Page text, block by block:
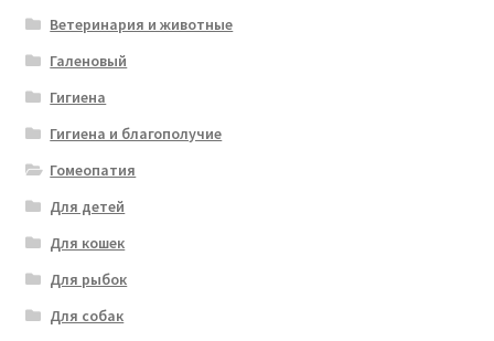
Ветеринария и животные
Галеновый
Гигиена
Гигиена и благополучие
Гомеопатия
Для детей
Для кошек
Для рыбок
Для собак